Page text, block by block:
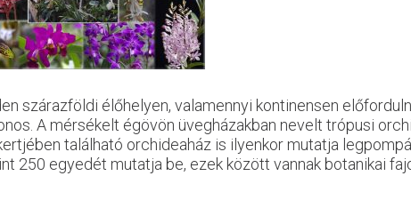
szárazföldi élőhelyen, valamennyi kontinensen
A mérsékelt égövön üvegházakban nevelt trópusi
található orchideaház is ilyenkor mutatja
egyedét mutatja be, ezek között vannak botanikai